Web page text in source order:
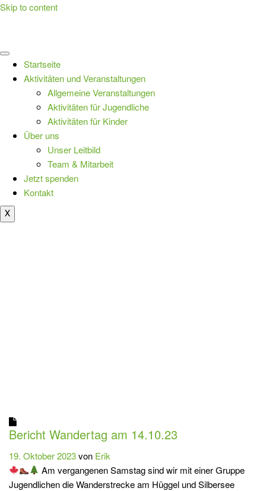
Skip to content
Startseite
Aktivitäten und Veranstaltungen
Allgemeine Veranstaltungen
Aktivitäten für Jugendliche
Aktivitäten für Kinder
Über uns
Unser Leitbild
Team & Mitarbeit
Jetzt spenden
Kontakt
X
Bericht Wandertag am 14.10.23
19. Oktober 2023von Erik
Am vergangenen Samstag sind wir mit einer Gruppe
Jugendlichen die Wanderstrecke am Hüggel und Silbersee